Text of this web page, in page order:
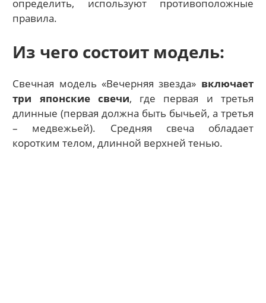
определить, используют противоположные
правила.
Из чего состоит модель:
Свечная модель «Вечерняя звезда» включает
три японские свечи, где первая и третья
длинные (первая должна быть бычьей, а третья
– медвежьей). Средняя свеча обладает
коротким телом, длинной верхней тенью.